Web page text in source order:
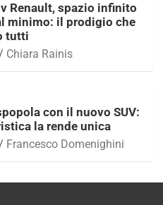
Renault, spazio infinito
minimo: il prodigio che
tutti
Chiara Rainis
con il nuovo SUV:
la rende unica
Francesco Domenighini